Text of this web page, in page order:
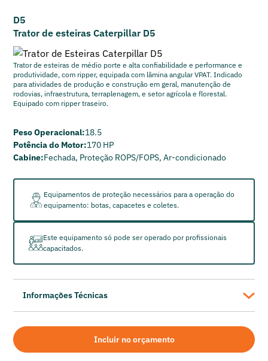
D5
Trator de esteiras Caterpillar D5
Trator de esteiras de médio porte e alta confiabilidade e performance e
produtividade, com ripper, equipada com lâmina angular VPAT. Indicado
para atividades de produção e construção em geral, manutenção de
rodovias, infraestrutura, terraplenagem, e setor agrícola e florestal.
Equipado com ripper traseiro.
Peso Operacional:18.5
Potência do Motor:170 HP
Cabine:Fechada, Proteção ROPS/FOPS, Ar-condicionado
Equipamentos de proteção necessários para a operação do
equipamento: botas, capacetes e coletes.
Este equipamento só pode ser operado por profissionais
capacitados.
Informações Técnicas
Modelo: D5
Peso Operacional: 18.5 t
Potência do Motor: 170 HP
Incluir no orçamento